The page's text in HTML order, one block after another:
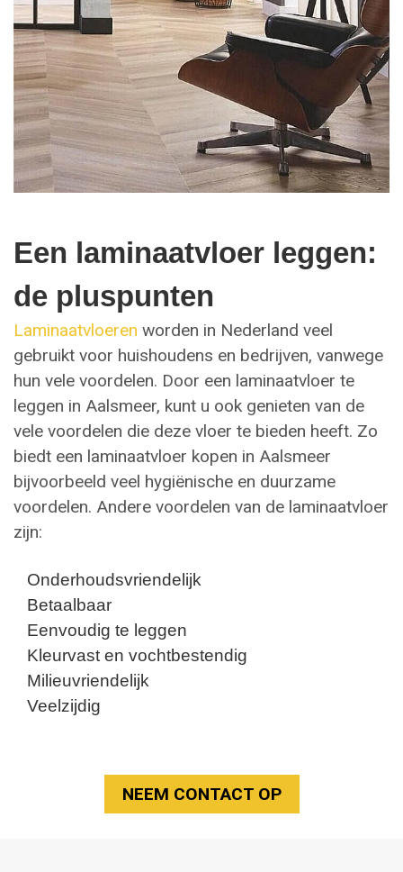
Een laminaatvloer leggen:
de pluspunten
Laminaatvloeren worden in Nederland veel
gebruikt voor huishoudens en bedrijven, vanwege
hun vele voordelen. Door een laminaatvloer te
leggen in Aalsmeer, kunt u ook genieten van de
vele voordelen die deze vloer te bieden heeft. Zo
biedt een laminaatvloer kopen in Aalsmeer
bijvoorbeeld veel hygiënische en duurzame
voordelen. Andere voordelen van de laminaatvloer
zijn:
Onderhoudsvriendelijk
Betaalbaar
Eenvoudig te leggen
Kleurvast en vochtbestendig
Milieuvriendelijk
Veelzijdig
NEEM CONTACT OP